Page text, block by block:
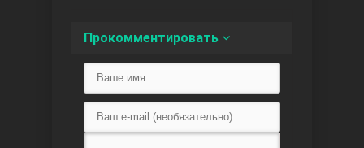
Прокомментировать